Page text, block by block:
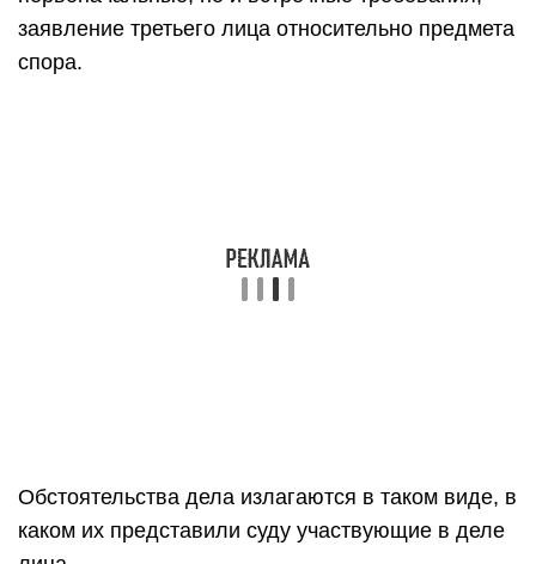
заявление третьего лица относительно предмета
спора.
Обстоятельства дела излагаются в таком виде, в
каком их представили суду участвующие в деле